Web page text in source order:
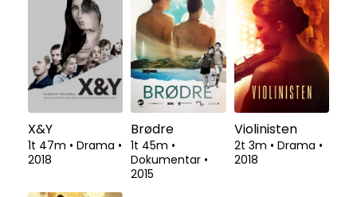
X&Y
1t 47m • Drama •
2018
Brødre
1t 45m •
Dokumentar •
2015
Violinisten
2t 3m • Drama •
2018